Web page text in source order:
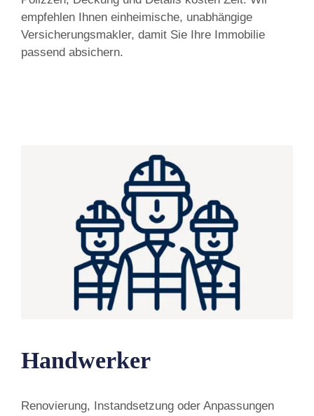
empfehlen Ihnen einheimische, unabhängige
Versicherungsmakler, damit Sie Ihre Immobilie
passend absichern.
Handwerker
Renovierung, Instandsetzung oder Anpassungen